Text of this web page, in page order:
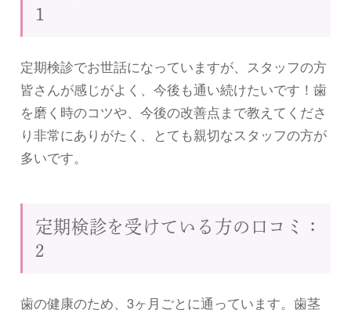
1
定期検診でお世話になっていますが、スタッフの方
皆さんが感じがよく、今後も通い続けたいです！歯
を磨く時のコツや、今後の改善点まで教えてくださ
り非常にありがたく、とても親切なスタッフの方が
多いです。
定期検診を受けている方の口コミ：
2
歯の健康のため、3ヶ月ごとに通っています。歯茎